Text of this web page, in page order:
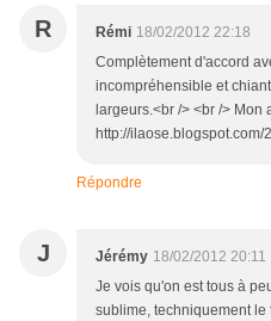
R Rémi 18/02/2012 22:18
Complètement d'accord
incompréhensible et
largeurs.<br /> <br /> Mon
http://ilaose.blogspot.com/
Répondre
J Jérémy 18/02/2012 20:11
Je vois qu'on est tous à
sublime, techniquement le